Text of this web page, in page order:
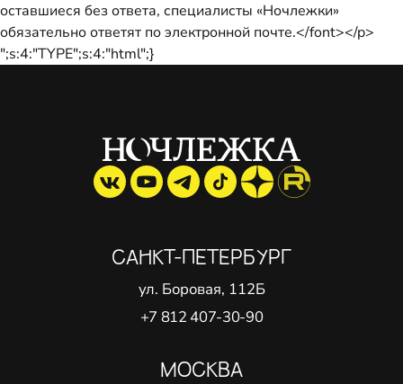
оставшиеся без ответа, специалисты «Ночлежки»
обязательно ответят по электронной почте.</font></p>
";s:4:"TYPE";s:4:"html";}
САНКТ-ПЕТЕРБУРГ
ул. Боровая, 112Б
+7 812 407-30-90
МОСКВА